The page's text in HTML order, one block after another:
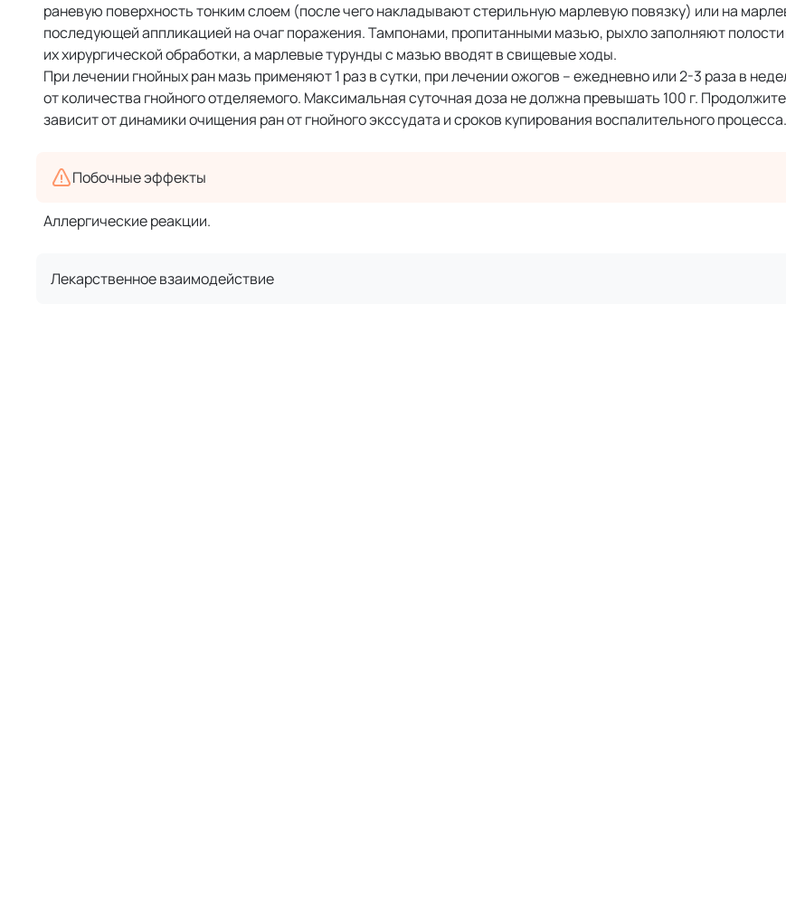
раневую поверхность тонким слоем (после чего накладывают стерильную марлевую повязку) или на
последующей аппликацией на очаг поражения. Тампонами, пропитанными мазью, рыхло заполняют полости
их хирургической обработки, а марлевые турунды с мазью вводят в свищевые ходы.
При лечении гнойных ран мазь применяют 1 раз в сутки, при лечении ожогов – ежедневно или 2-3 раза в
от количества гнойного отделяемого. Максимальная суточная доза не должна превышать 100 г.
зависит от динамики очищения ран от гнойного экссудата и сроков купирования воспалительного процесса.
Побочные эффекты
Аллергические реакции.
Лекарственное взаимодействие